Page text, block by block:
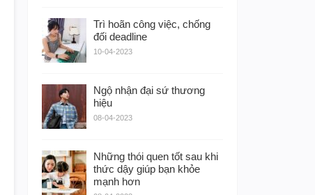
Trì hoãn công việc, chống
đối deadline
10-04-2023
Ngộ nhận đại sứ thương
hiệu
08-04-2023
Những thói quen tốt sau khi
thức dậy giúp bạn khỏe
mạnh hơn